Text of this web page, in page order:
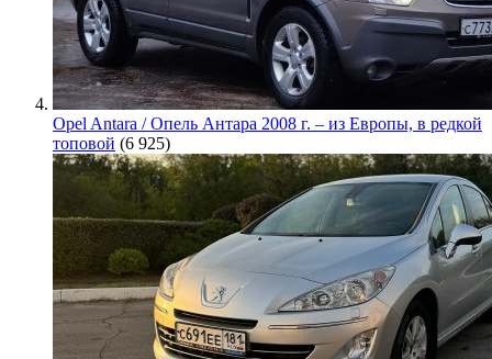
Opel Antara / Опель Антара 2008 г. – из Европы, в редкой
топовой (6 925)